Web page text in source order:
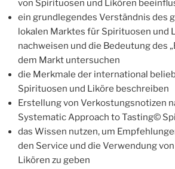
von Spirituosen und Likören
ein grundlegendes Verständnis des
lokalen Marktes für Spirituosen und
nachweisen und die Bedeutung des
dem Markt untersuchen
die Merkmale der international
Spirituosen und Liköre beschreiben
Erstellung von Verkostungsnotizen
Systematic Approach to Tasting©
das Wissen nutzen, um
den Service und die Verwendung
Likören zu geben